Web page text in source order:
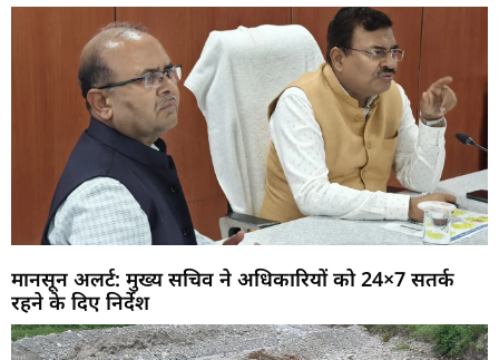
मानसून अलर्ट: मुख्य सचिव ने अधिकारियों को 24×7 सतर्क
रहने के दिए निर्देश